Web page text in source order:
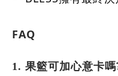
FAQ
1. 果籃可加心意卡嗎